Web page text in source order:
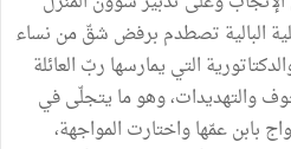
البالية تصطدم برفض شقّ من نساء
التي يمارسها ربّ العائلة
والتهديدات، وهو ما يتجلّى في
بابن عمّها واختارت المواجهة،